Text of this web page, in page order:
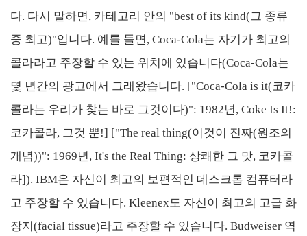
다. 다시 말하면, 카테고리 안의 "best of its kind(그 종류
중 최고)"입니다. 예를 들면, Coca-Cola는 자기가 최고의
콜라라고 주장할 수 있는 위치에 있습니다(Coca-Cola는
몇 년간의 광고에서 그래왔습니다. ["Coca-Cola is it(코카
콜라는 우리가 찾는 바로 그것이다)": 1982년, Coke Is It!:
코카콜라, 그것 뿐!] ["The real thing(이것이 진짜(원조의
개념))": 1969년, It's the Real Thing: 상쾌한 그 맛, 코카콜
라]). IBM은 자신이 최고의 보편적인 데스크톱 컴퓨터라
고 주장할 수 있습니다. Kleenex도 자신이 최고의 고급 화
장지(facial tissue)라고 주장할 수 있습니다. Budweiser 역